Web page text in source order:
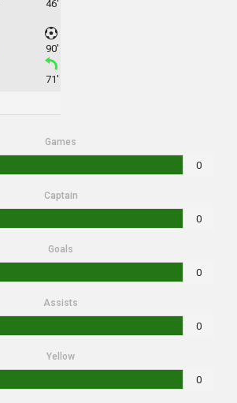
46'
90'
71'
Games
0
Captain
0
Goals
0
Assists
0
Yellow
0